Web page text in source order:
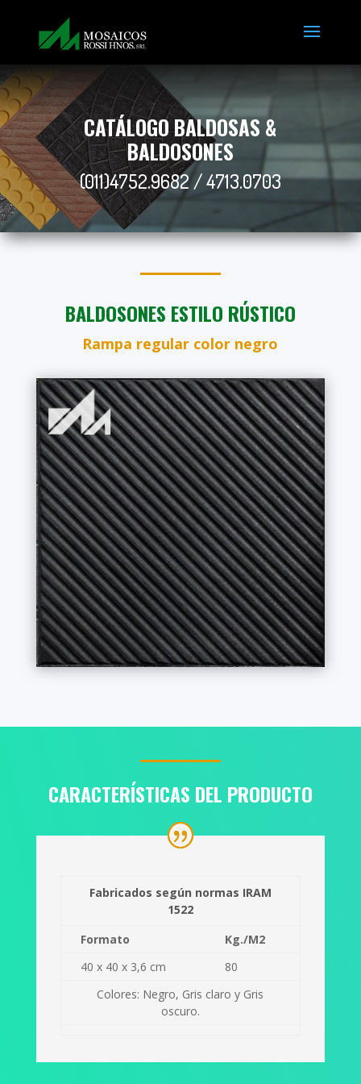
CATÁLOGO BALDOSAS &
BALDOSONES
(011)4752.9682 / 4713.0703
BALDOSONES ESTILO RÚSTICO
Rampa regular color negro
CARACTERÍSTICAS DEL PRODUCTO
Fabricados según normas IRAM
1522
Formato
Kg./M2
40 x 40 x 3,6 cm
80
Colores: Negro, Gris claro y Gris
oscuro.